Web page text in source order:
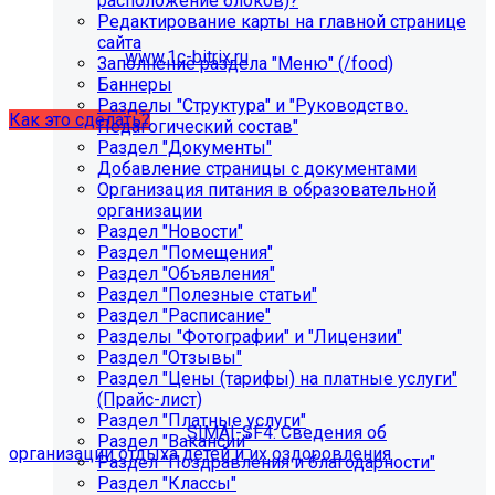
некорректно отображаться срок действия лицензии.
Убедитесь, что в настройках «Главного модуля»
указан адрес:www.1c-bitrix.ru.
Затем запустите обновление через «Систему
обновлений».
Как это сделать?
Как добавить раздел "Сведения об
организации отдыха детей и их
оздоровления"?
Приобретите модульSIMAI-SF4: Сведения об
организации отдыха детей и их оздоровления
Редактирование карты на главной странице
сайта
Заполнение раздела "Меню" (/food)
Баннеры
Разделы "Структура" и "Руководство.
Педагогический состав"
Раздел "Документы"
Добавление страницы с документами
Организация питания в образовательной
организации
Раздел "Новости"
Раздел "Помещения"
Раздел "Объявления"
Раздел "Полезные статьи"
Раздел "Расписание"
Разделы "Фотографии" и "Лицензии"
Раздел "Отзывы"
Раздел "Цены (тарифы) на платные услуги"
(Прайс-лист)
Раздел "Платные услуги"
Раздел "Вакансии"
Раздел "Поздравления и благодарности"
Раздел "Классы"